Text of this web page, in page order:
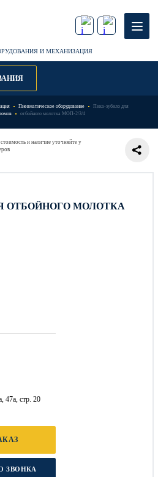
И МЕХАНИЗАЦИЯ
Пневматическое оборудование
Пика-зубило для
отбойного молотка МОП-2/3/4
и наличие уточняйте у
ОТБОЙНОГО МОЛОТКА
47а, стр. 20
ЗВОНКА